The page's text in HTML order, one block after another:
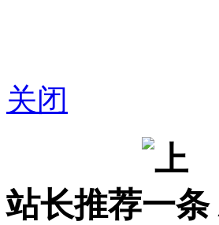
关闭
站长推荐